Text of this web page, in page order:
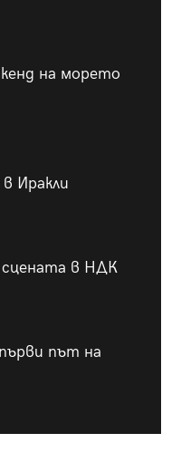
на морето
Иракли
сцената в НДК
път на